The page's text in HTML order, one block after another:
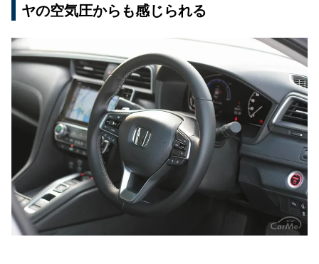
ヤの空気圧からも感じられる